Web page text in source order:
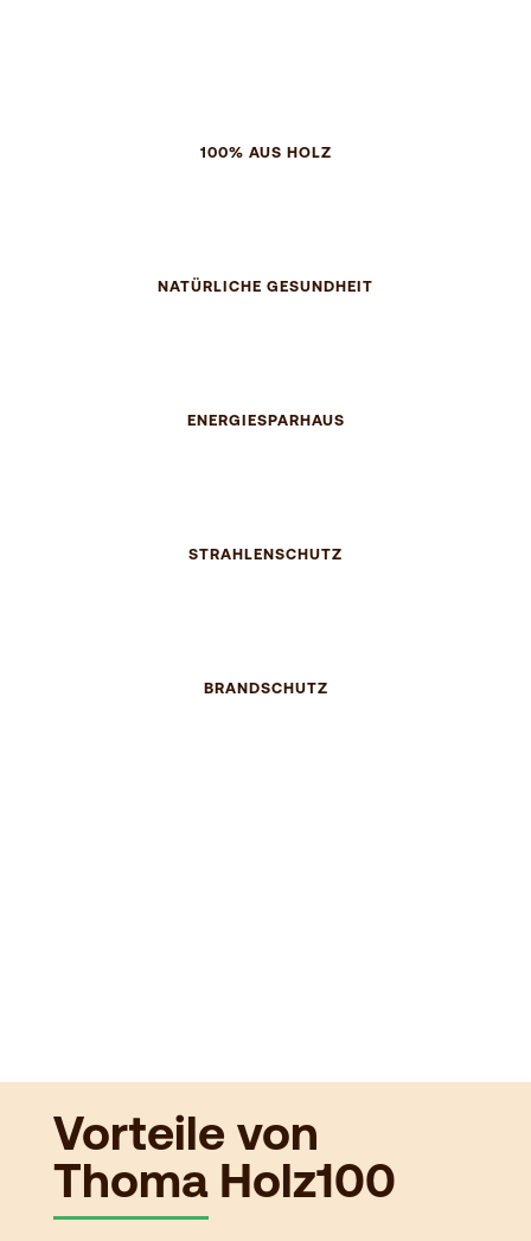
100% AUS HOLZ
NATÜRLICHE GESUNDHEIT
ENERGIESPARHAUS
STRAHLENSCHUTZ
BRANDSCHUTZ
Vorteile von
Thoma Holz100